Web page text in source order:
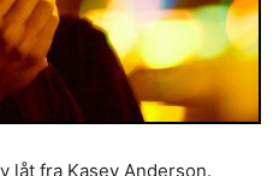
låt fra Kasey Anderson.